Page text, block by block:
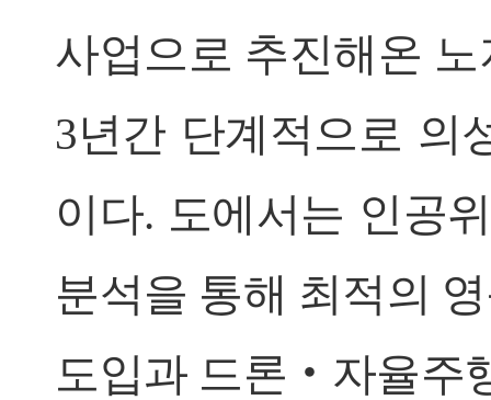
사업으로 추진해온
3년간 단계적으로
이다. 도에서는 인공
분석을 통해 최적의
도입과 드론‧자율주